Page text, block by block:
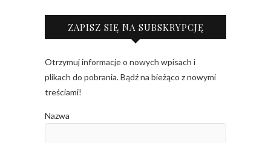
ZAPISZ SIĘ NA SUBSKRYPCJĘ
Otrzymuj informacje o nowych wpisach i
plikach do pobrania. Bądź na bieżąco z nowymi
treściami!
Nazwa